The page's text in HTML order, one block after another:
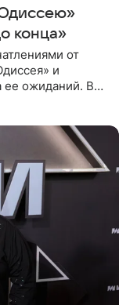
конца»
от
и
ее ожиданий. В